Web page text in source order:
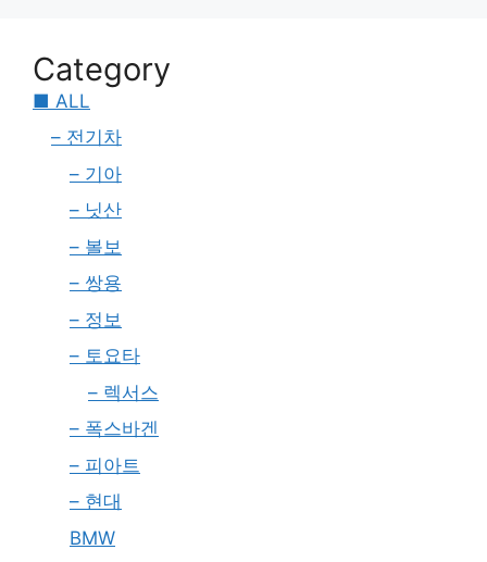
Category
■ ALL
– 전기차
– 기아
– 닛산
– 볼보
– 쌍용
– 정보
– 토요타
– 렉서스
– 폭스바겐
– 피아트
– 현대
BMW